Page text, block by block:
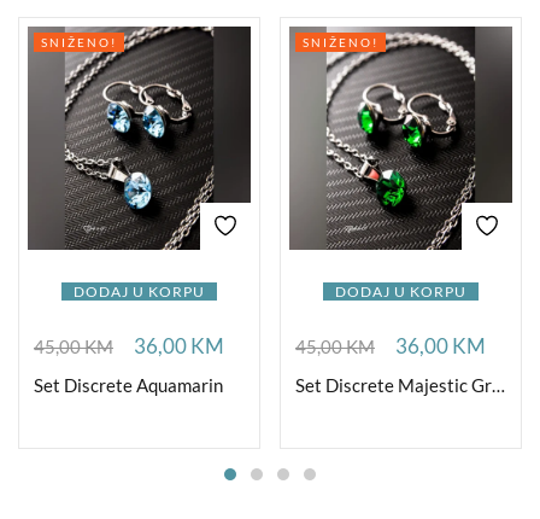
DODAJ U KORPU
SNIŽENO!
45,00KM 36,00KM
Set Discrete Aquamarin
DODAJ U KORPU
SNIŽENO!
45,00KM 36,00KM
Set Discrete Majestic Green